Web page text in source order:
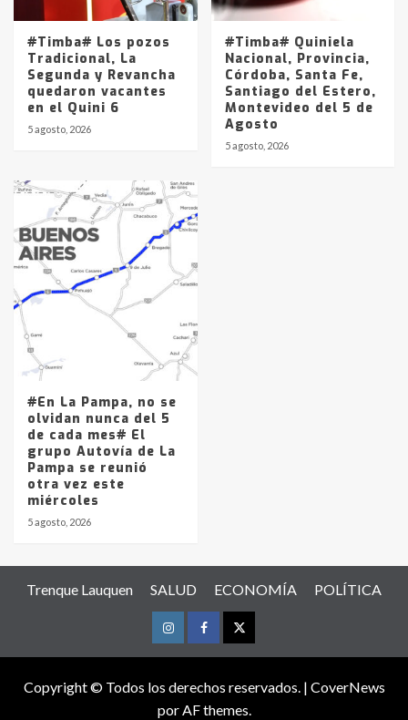
#Timba# Los pozos
Tradicional, La
Segunda y Revancha
quedaron vacantes
en el Quini 6
5 agosto, 2026
#Timba# Quiniela
Nacional, Provincia,
Córdoba, Santa Fe,
Santiago del Estero,
Montevideo del 5 de
Agosto
5 agosto, 2026
#En La Pampa, no se
olvidan nunca del 5
de cada mes# El
grupo Autovía de La
Pampa se reunió
otra vez este
miércoles
5 agosto, 2026
Trenque Lauquen SALUD ECONOMÍA POLÍTICA
InstagramFacebookTwitter
Copyright © Todos los derechos reservados. | CoverNews
por AF themes.